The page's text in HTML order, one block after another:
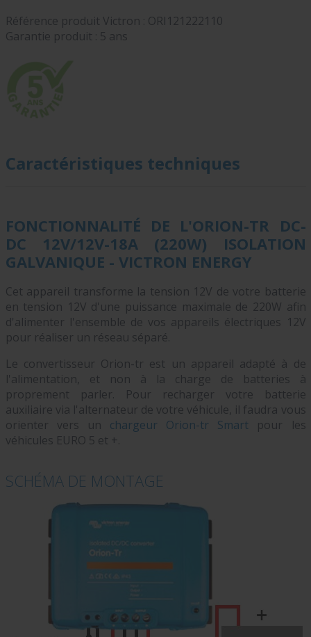
Référence produit Victron : ORI121222110
Garantie produit : 5 ans
Caractéristiques techniques
FONCTIONNALITÉ DE L'ORION-TR DC-
DC 12V/12V-18A (220W) ISOLATION
GALVANIQUE - VICTRON ENERGY
Cet appareil transforme la tension 12V de votre batterie
en tension 12V d'une puissance maximale de 220W afin
d'alimenter l'ensemble de vos appareils électriques 12V
pour réaliser un réseau séparé.
Le convertisseur Orion-tr est un appareil adapté à de
l'alimentation, et non à la charge de batteries à
proprement parler. Pour recharger votre batterie
auxiliaire via l'alternateur de votre véhicule, il faudra vous
orienter vers un chargeur Orion-tr Smart pour les
véhicules EURO 5 et +.
SCHÉMA DE MONTAGE